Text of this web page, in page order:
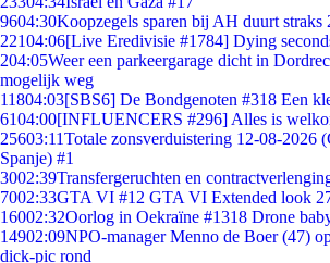
9604:30Koopzegels sparen bij AH duurt straks
22104:06[Live Eredivisie #1784] Dying
204:05Weer een parkeergarage dicht in
mogelijk weg
11804:03[SBS6] De Bondgenoten #318 Een
6104:00[INFLUENCERS #296] Alles is
25603:11Totale zonsverduistering 12-08-2026
Spanje) #1
3002:39Transfergeruchten en
7002:33GTA VI #12 GTA VI Extended look
16002:32Oorlog in Oekraïne #1318 Drone
14902:09NPO-manager Menno de Boer (47)
dick-pic rond